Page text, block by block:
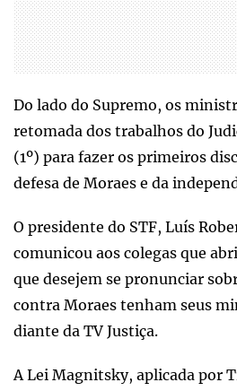
Do lado do Supremo, os
retomada dos trabalhos do
(1º) para fazer os primeiros
defesa de Moraes e da
O presidente do STF, Luís
comunicou aos colegas que
que desejem se pronunciar
contra Moraes tenham seus
diante da TV Justiça.
A Lei Magnitsky, aplicada por